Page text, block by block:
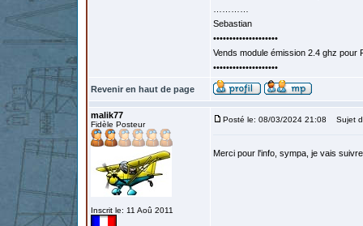
Sebastian
••••••••••••••••••••
Vends module émission 2.4 ghz
••••••••••••••••••••
Revenir en haut de page
malik77
Fidèle Posteur
Inscrit le: 11 Aoû 2011
Posté le: 08/03/2024 21:08 Sujet
Merci pour l'info, sympa, je vais